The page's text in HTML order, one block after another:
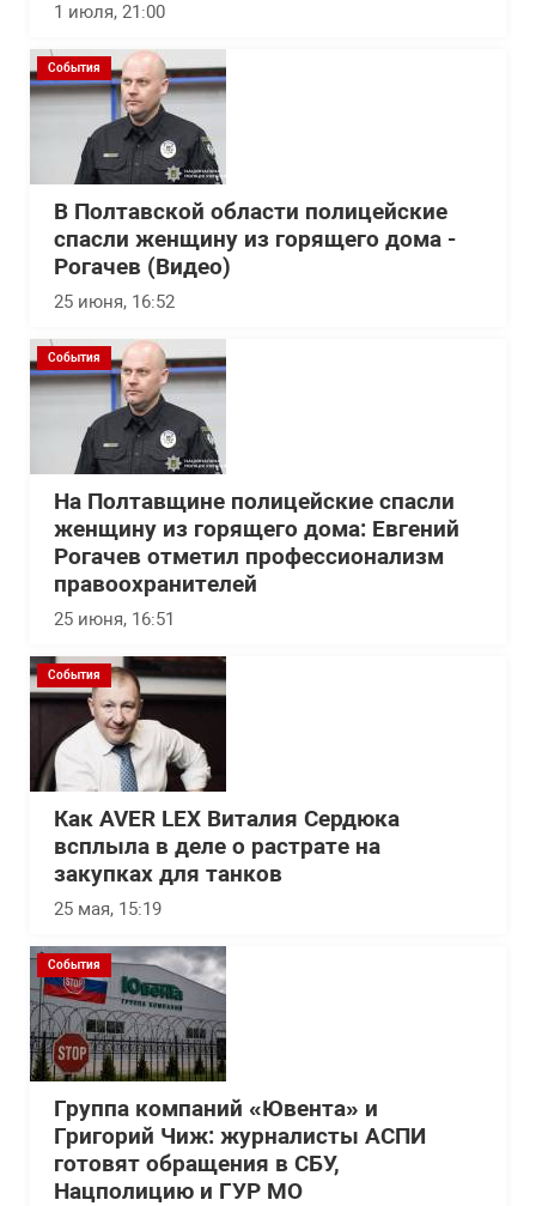
1 июля, 21:00
События
В Полтавской области полицейские
спасли женщину из горящего дома -
Рогачев (Видео)
25 июня, 16:52
События
На Полтавщине полицейские спасли
женщину из горящего дома: Евгений
Рогачев отметил профессионализм
правоохранителей
25 июня, 16:51
События
Как AVER LEX Виталия Сердюка
всплыла в деле о растрате на
закупках для танков
25 мая, 15:19
События
Группа компаний «Ювента» и
Григорий Чиж: журналисты АСПИ
готовят обращения в СБУ,
Нацполицию и ГУР МО